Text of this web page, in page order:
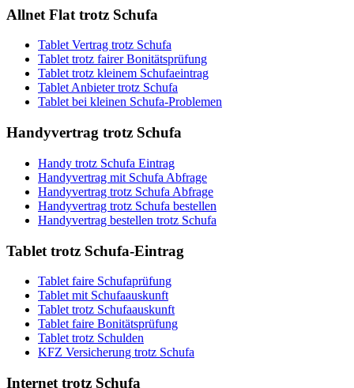
Allnet Flat trotz Schufa
Tablet Vertrag trotz Schufa
Tablet trotz fairer Bonitätsprüfung
Tablet trotz kleinem Schufaeintrag
Tablet Anbieter trotz Schufa
Tablet bei kleinen Schufa-Problemen
Handyvertrag trotz Schufa
Handy trotz Schufa Eintrag
Handyvertrag mit Schufa Abfrage
Handyvertrag trotz Schufa Abfrage
Handyvertrag trotz Schufa bestellen
Handyvertrag bestellen trotz Schufa
Tablet trotz Schufa-Eintrag
Tablet faire Schufaprüfung
Tablet mit Schufaauskunft
Tablet trotz Schufaauskunft
Tablet faire Bonitätsprüfung
Tablet trotz Schulden
KFZ Versicherung trotz Schufa
Internet trotz Schufa